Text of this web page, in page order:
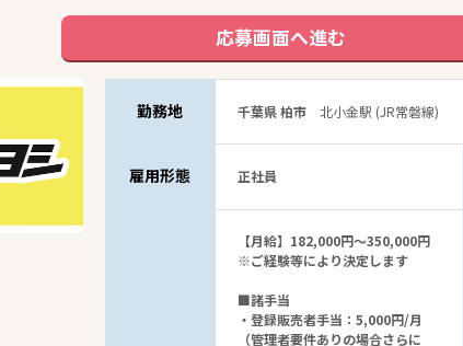
応募画面へ進む
勤務地 千葉県 柏市 北小金駅 (JR常磐線)
雇用形態 正社員
【月給】182,000円～350,000円
※ご経験等により決定します
■諸手当
・登録販売者手当：5,000円/月
（管理者要件ありの場合さらに